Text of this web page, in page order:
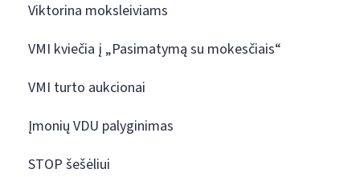
Viktorina moksleiviams
VMI kviečia į „Pasimatymą su mokesčiais“
VMI turto aukcionai
Įmonių VDU palyginimas
STOP šešėliui